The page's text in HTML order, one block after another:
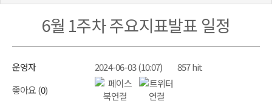
6월 1주차 주요지표발표 일정
운영자 2024-06-03 (10:07)
857 hit
좋아요 (0)